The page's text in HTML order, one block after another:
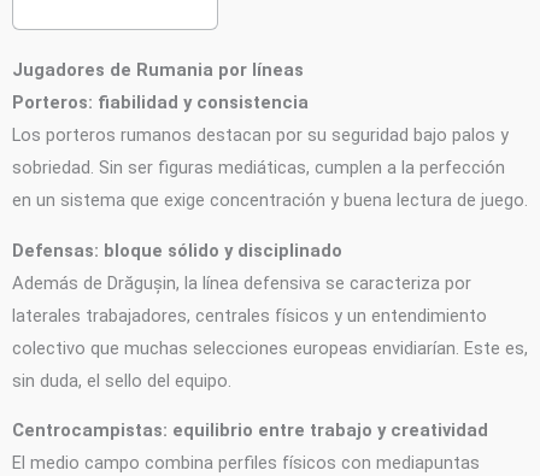
Jugadores de Rumania por líneas
Porteros: fiabilidad y consistencia
Los porteros rumanos destacan por su seguridad bajo palos y
sobriedad. Sin ser figuras mediáticas, cumplen a la perfección
en un sistema que exige concentración y buena lectura de juego.
Defensas: bloque sólido y disciplinado
Además de Drăgușin, la línea defensiva se caracteriza por
laterales trabajadores, centrales físicos y un entendimiento
colectivo que muchas selecciones europeas envidiarían. Este es,
sin duda, el sello del equipo.
Centrocampistas: equilibrio entre trabajo y creatividad
El medio campo combina perfiles físicos con mediapuntas